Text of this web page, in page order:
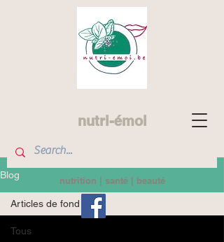
nutri-émoi
nutrition | santé | beauté
Blog
Tous
Articles de fond